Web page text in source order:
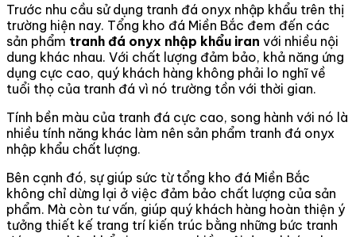
Trước nhu cầu sử dụng tranh đá onyx nhập khẩu trên thị
trường hiện nay. Tổng kho đá Miền Bắc đem đến các
sản phẩm tranh đá onyx nhập khẩu iran với nhiều nội
dung khác nhau. Với chất lượng đảm bảo, khả năng ứng
dụng cực cao, quý khách hàng không phải lo nghĩ về
tuổi thọ của tranh đá vì nó trường tồn với thời gian.
Tính bền màu của tranh đá cực cao, song hành với nó là
nhiều tính năng khác làm nên sản phẩm tranh đá onyx
nhập khẩu chất lượng.
Bên cạnh đó, sự giúp sức từ tổng kho đá Miền Bắc
không chỉ dừng lại ở việc đảm bảo chất lượng của sản
phẩm. Mà còn tư vấn, giúp quý khách hàng hoàn thiện ý
tưởng thiết kế trang trí kiến trúc bằng những bức tranh